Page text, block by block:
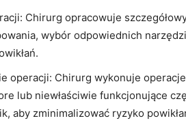
Chirurg opracowuje
wybór odpowiednich
operacji: Chirurg wykonuje
lub niewłaściwie funkcjonujące
aby zminimalizować ryzyko